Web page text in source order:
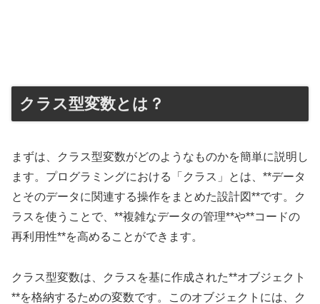
クラス型変数とは？
まずは、クラス型変数がどのようなものかを簡単に説明し
ます。プログラミングにおける「クラス」とは、**データ
とそのデータに関連する操作をまとめた設計図**です。ク
ラスを使うことで、**複雑なデータの管理**や**コードの
再利用性**を高めることができます。
クラス型変数は、クラスを基に作成された**オブジェクト
**を格納するための変数です。このオブジェクトには、ク